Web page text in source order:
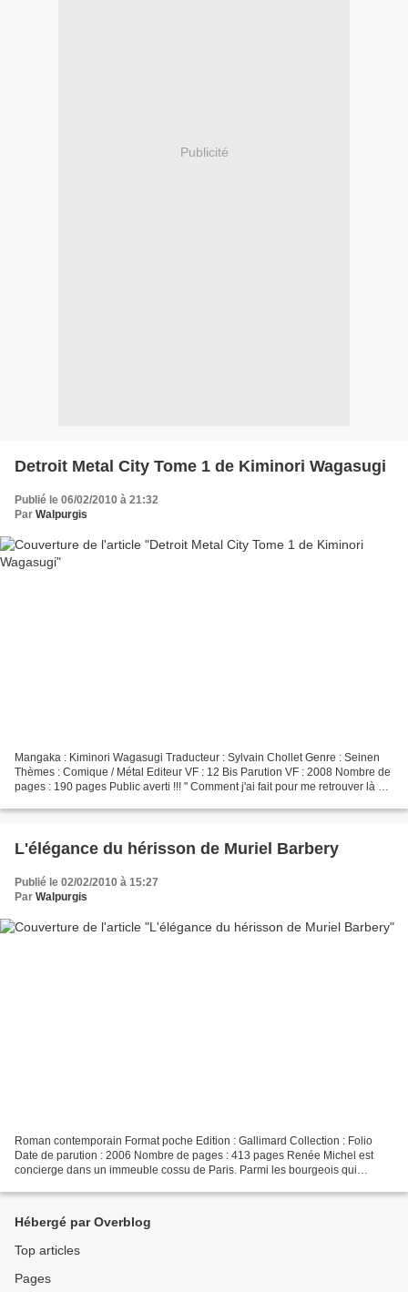
Publicité
Detroit Metal City Tome 1 de Kiminori Wagasugi
Publié le 06/02/2010 à 21:32
Par Walpurgis
Mangaka : Kiminori Wagasugi Traducteur : Sylvain Chollet Genre : Seinen
Thèmes : Comique / Métal Editeur VF : 12 Bis Parution VF : 2008 Nombre de
pages : 190 pages Public averti !!! " Comment j'ai fait pour me retrouver là ?
L'élégance du hérisson de Muriel Barbery
Publié le 02/02/2010 à 15:27
Par Walpurgis
Roman contemporain Format poche Edition : Gallimard Collection : Folio
Date de parution : 2006 Nombre de pages : 413 pages Renée Michel est
concierge dans un immeuble cossu de Paris. Parmi les bourgeois qui
Hébergé par Overblog
Top articles
Pages